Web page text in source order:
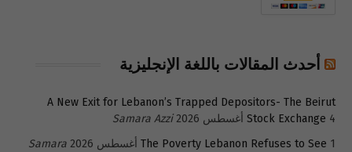
أحدث المقالات باللغة الإنجليزية
A New Exit for Lebanon’s Trapped Depositors- The Beirut
Stock Exchange 4 أغسطس 2026
Samara Azzi
The Poverty Lebanon Refuses to See 1 أغسطس 2026
Samara